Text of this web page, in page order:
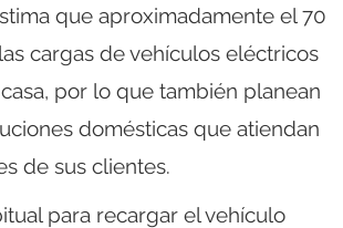
que aproximadamente el 70
cargas de vehículos eléctricos
por lo que también planean
domésticas que atiendan
de sus clientes.
para recargar el vehículo